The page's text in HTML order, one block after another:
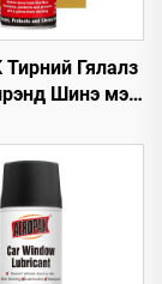
Тирний Гялалз
Шинэ мэт
Анивч